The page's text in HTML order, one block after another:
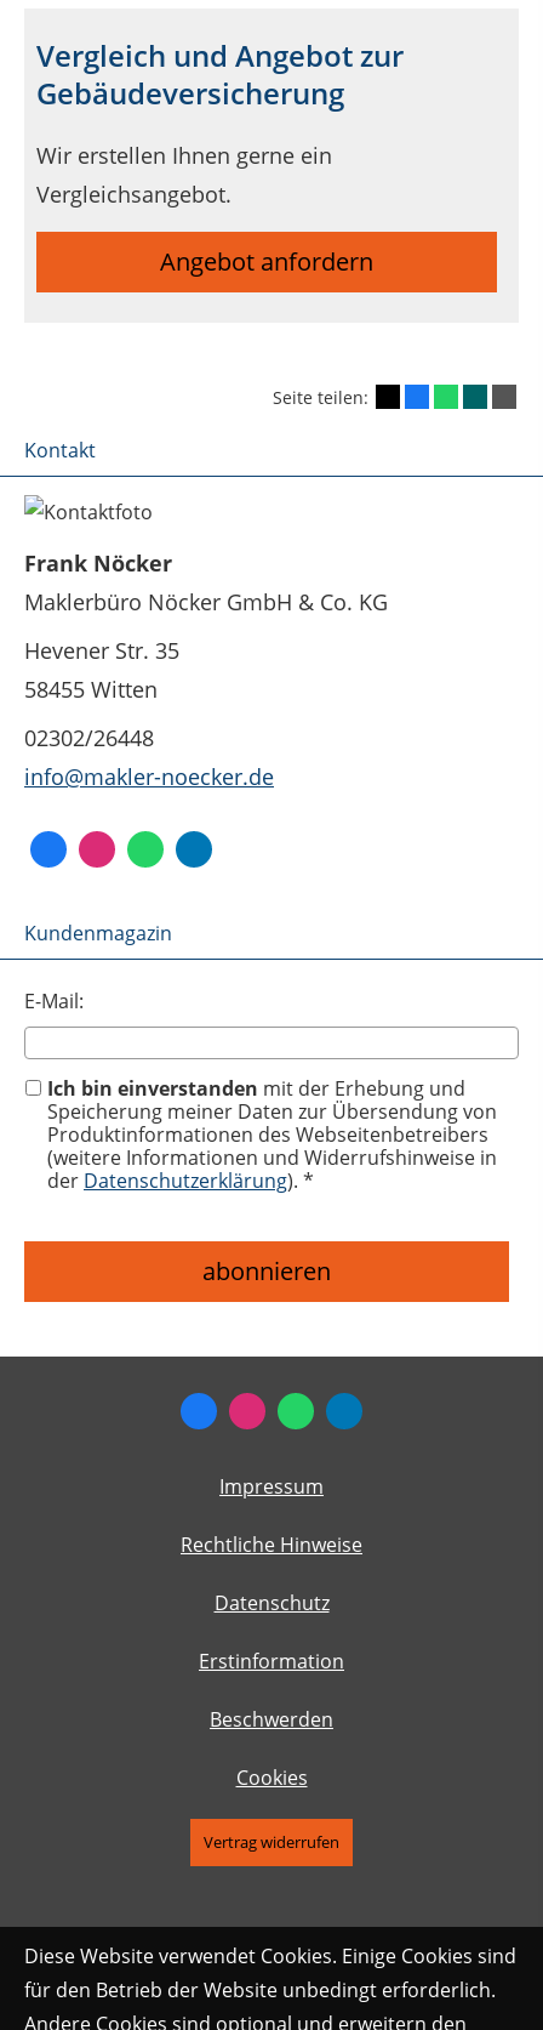
Vergleich und Angebot zur
Gebäudeversicherung
Wir erstellen Ihnen gerne ein
Vergleichsangebot.
Angebot anfordern
Seite teilen:
Kontakt
Frank Nöcker
Maklerbüro Nöcker GmbH & Co. KG
Hevener Str. 35
58455 Witten
02302/26448
info@makler-noecker.de
Kundenmagazin
E-Mail:
Ich bin einverstanden mit der Erhebung und
Speicherung meiner Daten zur Übersendung von
Produktinformationen des Webseitenbetreibers
(weitere Informationen und Widerrufshinweise in
der Datenschutzerklärung). *
Impressum
Rechtliche Hinweise
Datenschutz
Erstinformation
Beschwerden
Cookies
Vertrag widerrufen
Diese Website verwendet Cookies. Einige Cookies sind
für den Betrieb der Website unbedingt erforderlich.
Andere Cookies sind optional und erweitern den